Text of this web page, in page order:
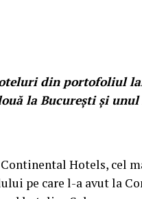
din portofoliul
la București și
Continental Hotels, cel
pe care l-a avut la